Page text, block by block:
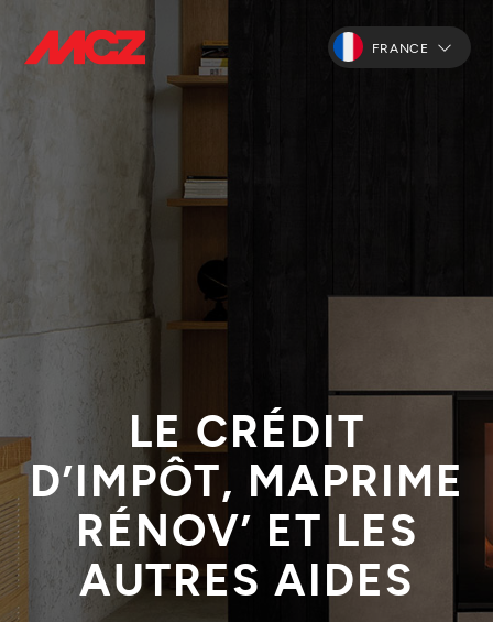
FRANCE
LE CRÉDIT
D’IMPÔT, MAPRIME
RÉNOV’ ET LES
AUTRES AIDES